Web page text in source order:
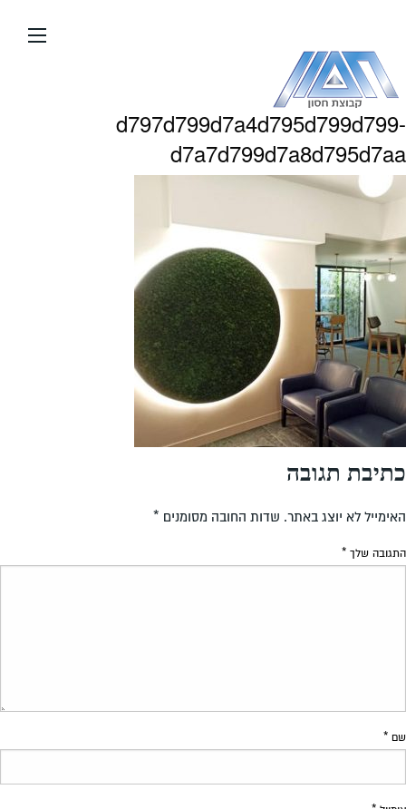
העמוד
d797d799d7a4d795d799d799-
d7a7d799d7a8d795d7aa
כתיבת תגובה
האימייל לא יוצג באתר. שדות החובה מסומנים *
התגובה שלך *
שם *